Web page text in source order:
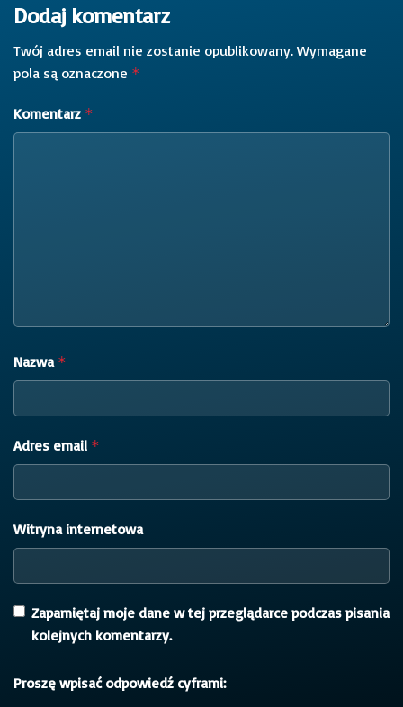
Dodaj komentarz
Twój adres email nie zostanie opublikowany. Wymagane
pola są oznaczone *
Komentarz *
Nazwa *
Adres email *
Witryna internetowa
Zapamiętaj moje dane w tej przeglądarce podczas pisania
kolejnych komentarzy.
Proszę wpisać odpowiedź cyframi: